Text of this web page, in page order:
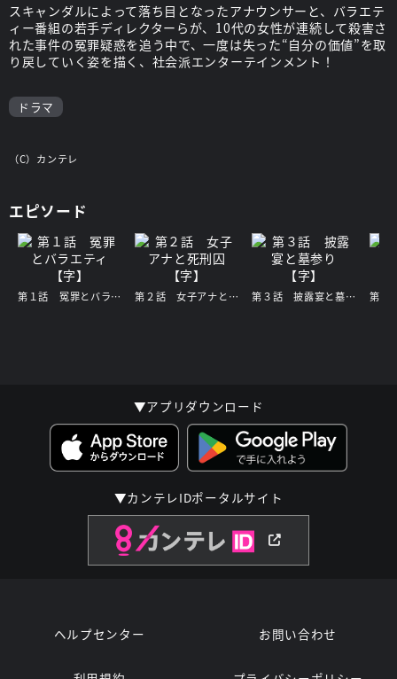
スキャンダルによって落ち目となったアナウンサーと、バラエテ
ィー番組の若手ディレクターらが、10代の女性が連続して殺害さ
れた事件の冤罪疑惑を追う中で、一度は失った“自分の価値”を取
り戻していく姿を描く、社会派エンターテインメント！
ドラマ
（C）カンテレ
エピソード
第１話 冤罪とバラエティ【字】 第２話 女子アナと死刑囚【字】 第３話 披露宴と墓参り【字】
▼アプリダウンロード
▼カンテレIDポータルサイト
ヘルプセンター お問い合わせ